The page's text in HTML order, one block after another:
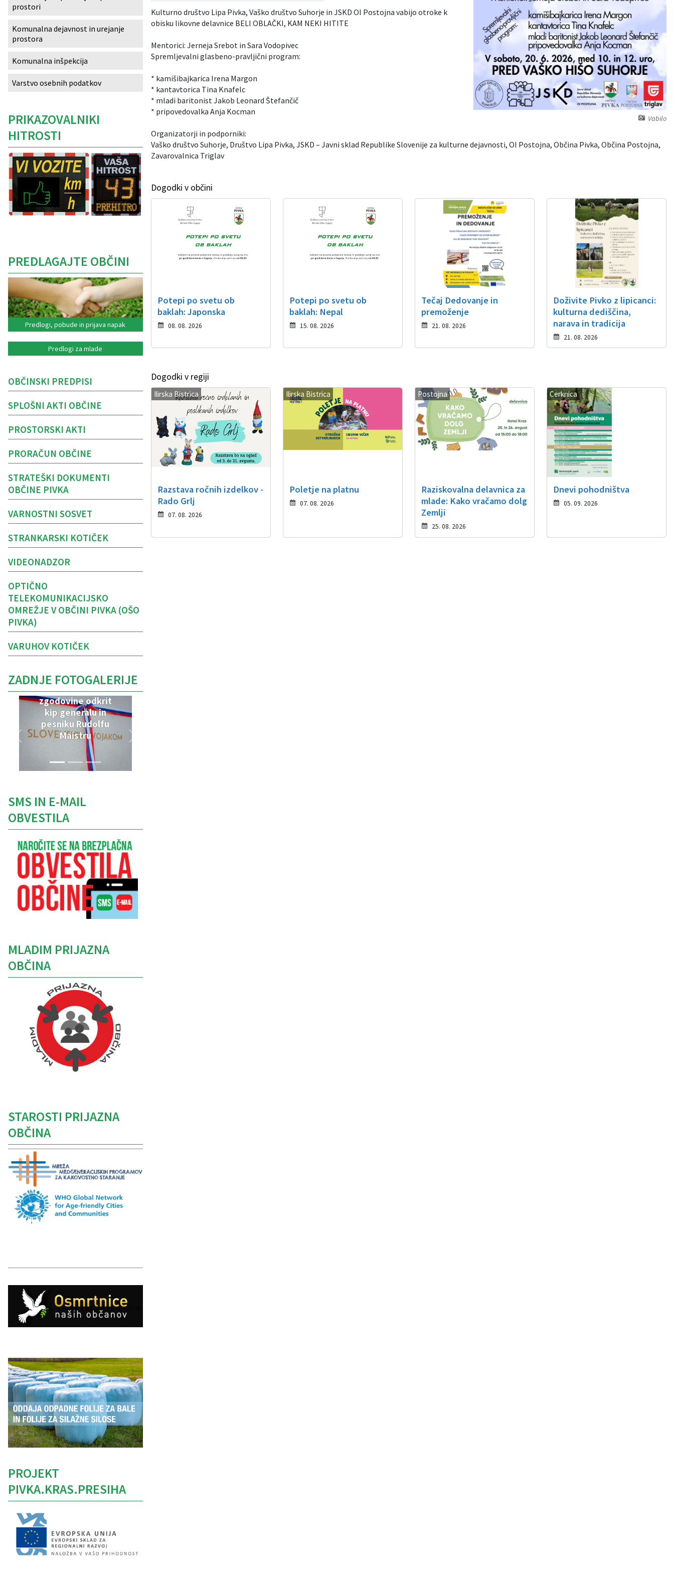
Vabilo
Kulturno društvo Lipa Pivka, Vaško društvo Suhorje in JSKD OI Postojna vabijo otroke k
obisku likovne delavnice BELI OBLAČKI, KAM NEKI HITITE
Mentorici: Jerneja Srebot in Sara Vodopivec
Spremljevalni glasbeno-pravljični program:
* kamišibajkarica Irena Margon
* kantavtorica Tina Knafelc
* mladi baritonist Jakob Leonard Štefančič
* pripovedovalka Anja Kocman
Organizatorji in podporniki:
Vaško društvo Suhorje, Društvo Lipa Pivka, JSKD – Javni sklad Republike Slovenije za kulturne dejavnosti, OI Postojna, Občina Pivka, Občina Postojna,
Zavarovalnica Triglav
Dogodki v občini
Potepi po svetu ob
baklah: Japonska
08. 08. 2026
Potepi po svetu ob
baklah: Nepal
15. 08. 2026
Tečaj Dedovanje in
premoženje
21. 08. 2026
Doživite Pivko z lipicanci:
kulturna dediščina,
narava in tradicija
21. 08. 2026
Dogodki v regiji
Ilirska Bistrica
Razstava ročnih izdelkov -
Rado Grlj
07. 08. 2026
Ilirska Bistrica
Poletje na platnu
07. 08. 2026
Postojna
Raziskovalna delavnica za
mlade: Kako vračamo dolg
Zemlji
25. 08. 2026
Cerknica
Dnevi pohodništva
05. 09. 2026
prostori
Komunalna dejavnost in urejanje
prostora
Komunalna inšpekcija
Varstvo osebnih podatkov
PRIKAZOVALNIKI
HITROSTI
PREDLAGAJTE OBČINI
Predlogi, pobude in prijava napak
Predlogi za mlade
OBČINSKI PREDPISI
SPLOŠNI AKTI OBČINE
PROSTORSKI AKTI
PRORAČUN OBČINE
STRATEŠKI DOKUMENTI
OBČINE PIVKA
VARNOSTNI SOSVET
STRANKARSKI KOTIČEK
VIDEONADZOR
OPTIČNO
TELEKOMUNIKACIJSKO
OMREŽJE V OBČINI PIVKA (OŠO
PIVKA)
VARUHOV KOTIČEK
ZADNJE FOTOGALERIJE
V Parku vojaške
zgodovine odkrit
kip generalu in
pesniku Rudolfu
Maistru
SMS IN E-MAIL
OBVESTILA
MLADIM PRIJAZNA
OBČINA
STAROSTI PRIJAZNA
OBČINA
PROJEKT
PIVKA.KRAS.PRESIHA
Izobraževanje
Kultura, šport in turizem
Sociala in zdravstvo
Skupna občinska uprava